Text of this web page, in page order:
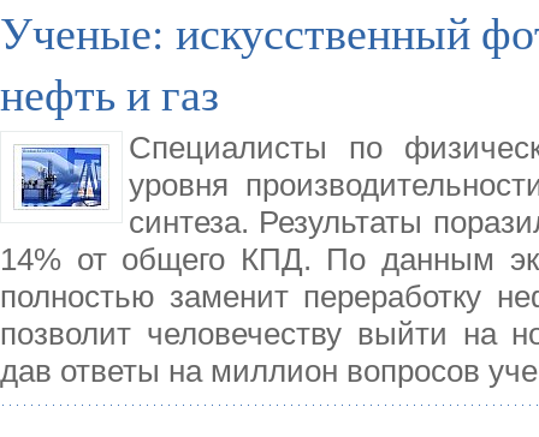
Ученые: искусственный
нефть и газ
Специалисты по
уровня
синтеза. Результаты
14% от общего КПД. По данным
полностью заменит переработку
позволит человечеству выйти на
дав ответы на миллион вопросов